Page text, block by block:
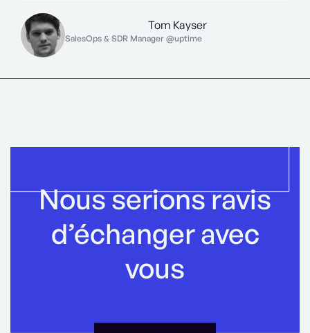
Tom Kayser
SalesOps & SDR Manager @uptime
Nous serions ravis
d’échanger avec
vous